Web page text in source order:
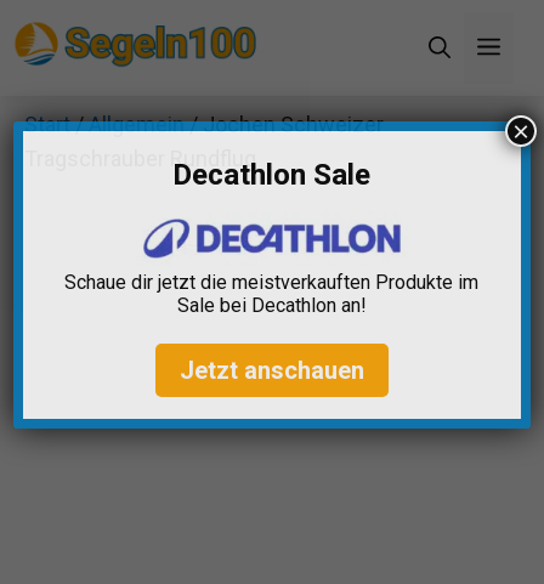
Inhalt
Start/Allgemein/ Jochen Schweizer
Tragschrauber RundflugDecathlon Sale
Schaue dir jetzt die meistverkauften Produkte im
Sale bei Decathlon an!
Jetzt anschauen
×